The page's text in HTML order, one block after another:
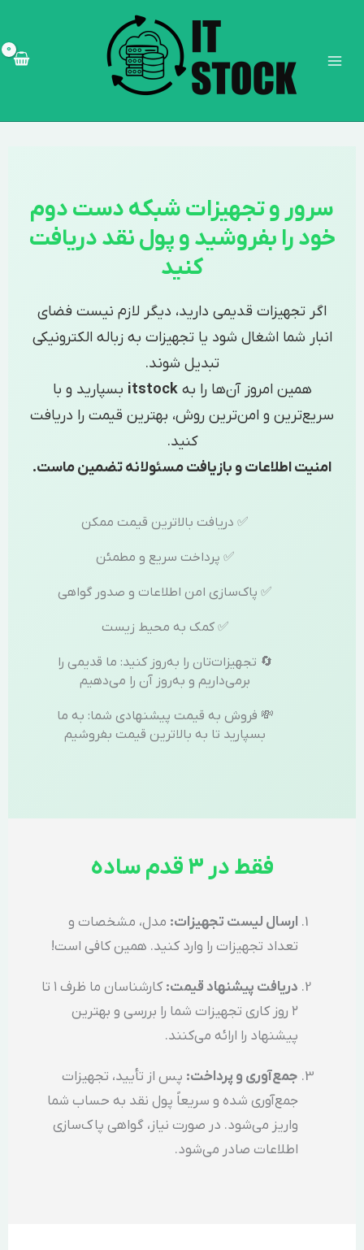
سرور و تجهیزات شبکه دست دوم
خود را بفروشید و پول نقد دریافت
کنید
اگر تجهیزات قدیمی دارید، دیگر لازم نیست فضای
انبار شما اشغال شود یا تجهیزات به زباله الکترونیکی
تبدیل شوند.
همین امروز آن‌ها را بهitstock بسپارید و با
سریع‌ترین و امن‌ترین روش، بهترین قیمت را دریافت
کنید.
امنیت اطلاعات و بازیافت مسئولانه تضمین ماست.
✅ دریافت بالاترین قیمت ممکن
✅ پرداخت سریع و مطمئن
✅ پاک‌سازی امن اطلاعات و صدور گواهی
✅ کمک به محیط زیست
🔄 تجهیزات‌تان را به‌روز کنید: ما قدیمی را
برمی‌داریم و به‌روز آن را می‌دهیم
💸 فروش به قیمت پیشنهادی شما: به ما
بسپارید تا به بالاترین قیمت بفروشیم
فقط در ۳ قدم ساده
ارسال لیست تجهیزات: مدل، مشخصات و
تعداد تجهیزات را وارد کنید. همین کافی است!
دریافت پیشنهاد قیمت:
کارشناسان ما ظرف ۱ تا
۲ روز کاری تجهیزات شما را بررسی و بهترین
پیشنهاد را ارائه می‌کنند.
جمع‌آوری و پرداخت: پس از تأیید، تجهیزات
جمع‌آوری شده و سریعاً پول نقد به حساب شما
واریز می‌شود. در صورت نیاز، گواهی پاک‌سازی
اطلاعات صادر می‌شود.